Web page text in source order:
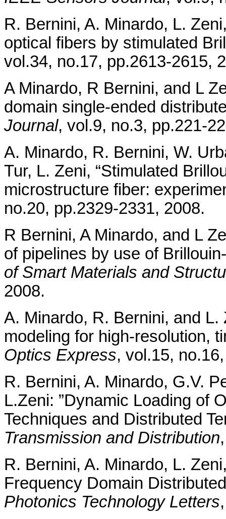
R. Bernini, A. Minardo, L.
optical fibers by stimulated
vol.34, no.17, pp.2613-2615,
A Minardo, R Bernini, and L
domain single-ended
Journal, vol.9, no.3, pp.221-
A. Minardo, R. Bernini, W.
Tur, L. Zeni, “Stimulated
microstructure fiber:
no.20, pp.2329-2331, 2008.
R Bernini, A Minardo, and L
of pipelines by use of
of Smart Materials and
2008.
A. Minardo, R. Bernini, and L.
modeling for high-resolution,
Optics Express, vol.15,
R. Bernini, A. Minardo, G.V.
L.Zeni: ”Dynamic Loading of
Techniques and Distributed
Transmission and Distribution
R. Bernini, A. Minardo, L.
Frequency Domain
Photonics Technology Letters